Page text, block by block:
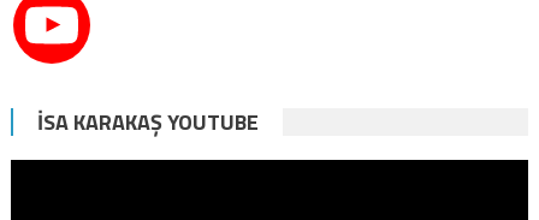
İSA KARAKAŞ YOUTUBE